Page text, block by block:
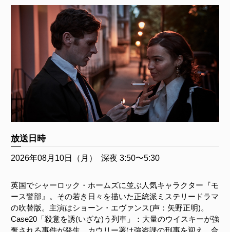
放送日時
2026年08月10日（月） 深夜 3:50〜5:30
英国でシャーロック・ホームズに並ぶ人気キャラクター『モ
ース警部』。その若き日々を描いた正統派ミステリードラマ
の吹替版。主演はショーン・エヴァンス(声：矢野正明)。
Case20「殺意を誘(いざな)う列車」：大量のウイスキーが強
奪される事件が発生。カウリー署は強盗課の刑事を迎え、合